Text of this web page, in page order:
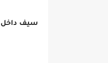
سيف داخل